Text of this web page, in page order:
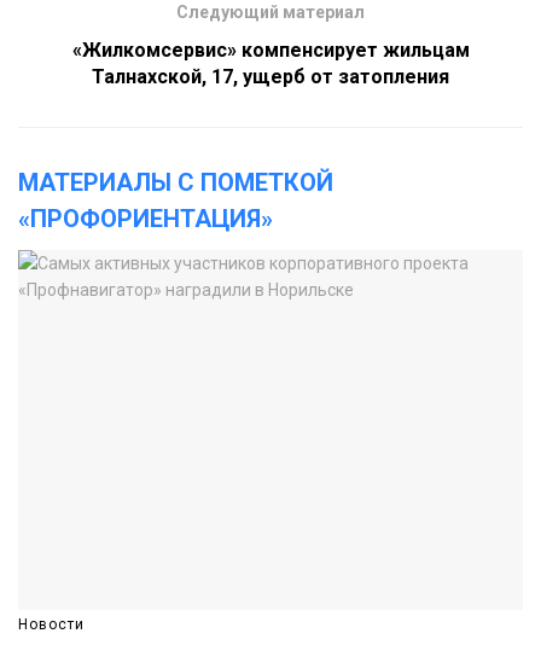
Следующий материал
«Жилкомсервис» компенсирует жильцам
Талнахской, 17, ущерб от затопления
МАТЕРИАЛЫ С ПОМЕТКОЙ
«ПРОФОРИЕНТАЦИЯ»
Новости